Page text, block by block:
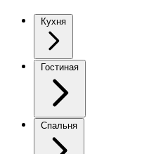
Кухня
Гостиная
Спальня